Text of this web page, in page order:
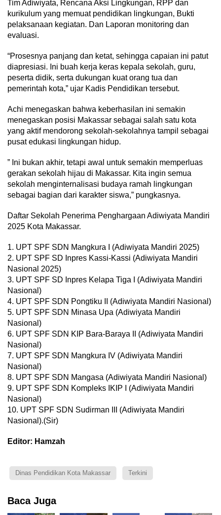
Tim Adiwiyata, Rencana Aksi Lingkungan, RPP dan
kurikulum yang memuat pendidikan lingkungan, Bukti
pelaksanaan kegiatan. Dan Laporan monitoring dan
evaluasi.
“Prosesnya panjang dan ketat, sehingga capaian ini patut
diapresiasi. Ini buah kerja keras kepala sekolah, guru,
peserta didik, serta dukungan kuat orang tua dan
pemerintah kota,” ujar Kadis Pendidikan tersebut.
Achi menegaskan bahwa keberhasilan ini semakin
menegaskan posisi Makassar sebagai salah satu kota
yang aktif mendorong sekolah-sekolahnya tampil sebagai
pusat edukasi lingkungan hidup.
” Ini bukan akhir, tetapi awal untuk semakin memperluas
gerakan sekolah hijau di Makassar. Kita ingin semua
sekolah menginternalisasi budaya ramah lingkungan
sebagai bagian dari karakter siswa,” pungkasnya.
Daftar Sekolah Penerima Penghargaan Adiwiyata Mandiri
2025 Kota Makassar.
1. UPT SPF SDN Mangkura I (Adiwiyata Mandiri 2025)
2. UPT SPF SD Inpres Kassi-Kassi (Adiwiyata Mandiri
Nasional 2025)
3. UPT SPF SD Inpres Kelapa Tiga I (Adiwiyata Mandiri
Nasional)
4. UPT SPF SDN Pongtiku II (Adiwiyata Mandiri Nasional)
5. UPT SPF SDN Minasa Upa (Adiwiyata Mandiri
Nasional)
6. UPT SPF SDN KIP Bara-Baraya II (Adiwiyata Mandiri
Nasional)
7. UPT SPF SDN Mangkura IV (Adiwiyata Mandiri
Nasional)
8. UPT SPF SDN Mangasa (Adiwiyata Mandiri Nasional)
9. UPT SPF SDN Kompleks IKIP I (Adiwiyata Mandiri
Nasional)
10. UPT SPF SDN Sudirman III (Adiwiyata Mandiri
Nasional).(Sir)
Editor: Hamzah
Dinas Pendidikan Kota Makassar Terkini
Baca Juga